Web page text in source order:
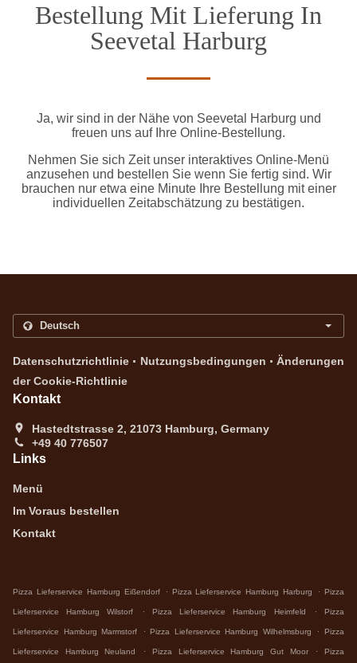
Bestellung Mit Lieferung In
Seevetal Harburg
Ja, wir sind in der Nähe von Seevetal Harburg und
freuen uns auf Ihre Online-Bestellung.
Nehmen Sie sich Zeit unser interaktives Online-Menü
anzusehen und bestellen Sie wenn Sie fertig sind. Wir
brauchen nur etwa eine Minute Ihre Bestellung mit einer
individuellen Zeitabschätzung zu bestätigen.
Datenschutzrichtlinie . Nutzungsbedingungen . Änderungen
der Cookie-Richtlinie
Kontakt
Hastedtstrasse 2, 21073 Hamburg, Germany
+49 40 776507
Links
Menü
Im Voraus bestellen
Kontakt
Pizza Lieferservice Hamburg Eißendorf . Pizza Lieferservice Hamburg Harburg . Pizza
Lieferservice Hamburg Wilstorf . Pizza Lieferservice Hamburg Heimfeld . Pizza
Lieferservice Hamburg Marmstorf . Pizza Lieferservice Hamburg Wilhelmsburg . Pizza
Lieferservice Hamburg Neuland . Pizza Lieferservice Hamburg Gut Moor . Pizza